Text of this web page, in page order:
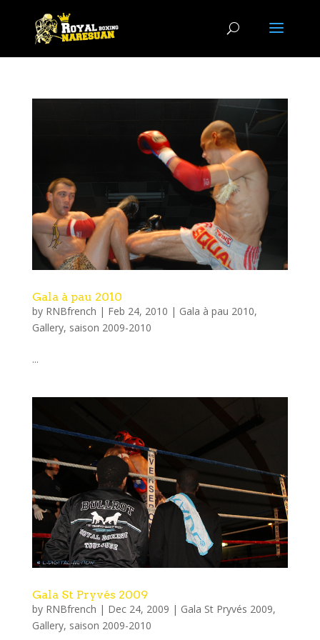
Gala à pau 2010
by RNBfrench | Feb 24, 2010 | Gala à pau 2010,
Gallery, saison 2009-2010
...
Gala St Pryvés 2009
by RNBfrench | Dec 24, 2009 | Gala St Pryvés 2009,
Gallery, saison 2009-2010